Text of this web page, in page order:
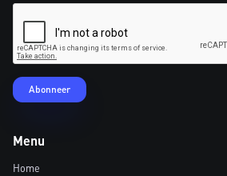
Menu
Home